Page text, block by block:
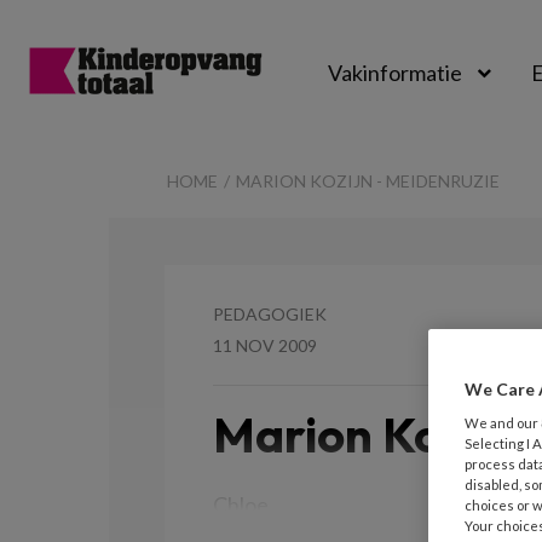
Vakinformatie
HOME MARION KOZIJN - MEIDENRUZIE
PEDAGOGIEK
11 NOV 2009
Marion Kozijn
We Care
We and our
Selecting I
process
disabled,
choices or
Your